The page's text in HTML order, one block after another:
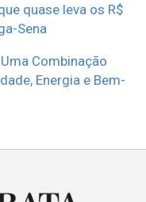
quase leva os R$
Sena
Combinação
Energia e Bem-